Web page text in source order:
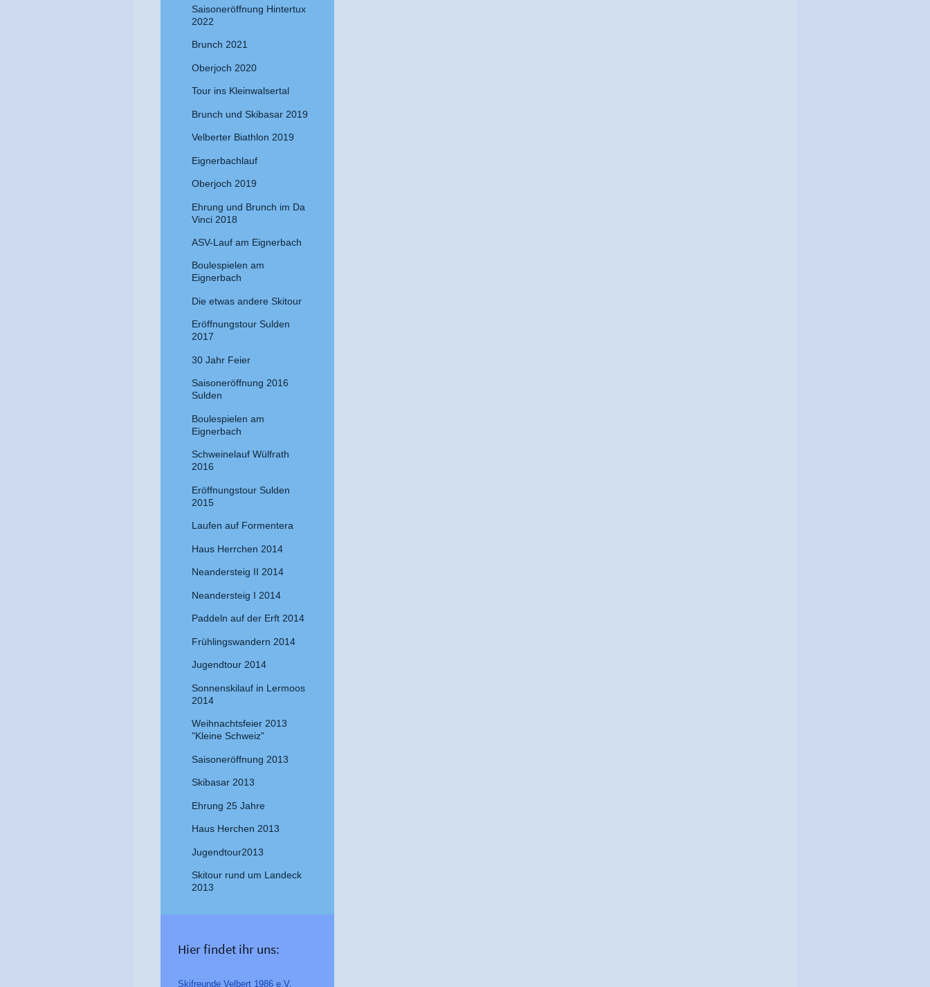
Saisoneröffnung Hintertux
2022
Brunch 2021
Oberjoch 2020
Tour ins Kleinwalsertal
Brunch und Skibasar 2019
Velberter Biathlon 2019
Eignerbachlauf
Oberjoch 2019
Ehrung und Brunch im Da
Vinci 2018
ASV-Lauf am Eignerbach
Boulespielen am
Eignerbach
Die etwas andere Skitour
Eröffnungstour Sulden
2017
30 Jahr Feier
Saisoneröffnung 2016
Sulden
Boulespielen am
Eignerbach
Schweinelauf Wülfrath
2016
Eröffnungstour Sulden
2015
Laufen auf Formentera
Haus Herrchen 2014
Neandersteig II 2014
Neandersteig I 2014
Paddeln auf der Erft 2014
Frühlingswandern 2014
Jugendtour 2014
Sonnenskilauf in Lermoos
2014
Weihnachtsfeier 2013
"Kleine Schweiz"
Saisoneröffnung 2013
Skibasar 2013
Ehrung 25 Jahre
Haus Herchen 2013
Jugendtour2013
Skitour rund um Landeck
2013
Hier findet ihr uns:
Skifreunde Velbert 1986 e.V.